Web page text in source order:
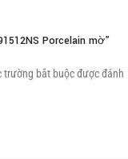
Porcelain mờ”
trường bắt buộc được đánh